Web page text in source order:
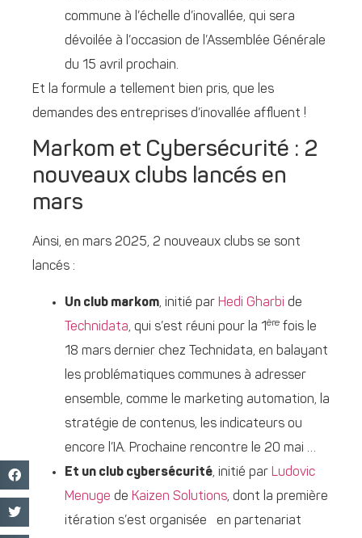
commune à l’échelle d’inovallée, qui sera
dévoilée à l’occasion de l’Assemblée Générale
du 15 avril prochain.
Et la formule a tellement bien pris, que les
demandes des entreprises d’inovallée affluent !
Markom et Cybersécurité : 2
nouveaux clubs lancés en
mars
Ainsi, en mars 2025, 2 nouveaux clubs se sont
lancés :
Un club markom, initié par Hedi Gharbi de
Technidata, qui s’est réuni pour la 1 ère fois le
18 mars dernier chez Technidata, en balayant
les problématiques communes à adresser
ensemble, comme le marketing automation, la
stratégie de contenus, les indicateurs ou
encore l’IA. Prochaine rencontre le 20 mai …
Et un club cybersécurité, initié par Ludovic
Menuge de Kaizen Solutions, dont la première
itération s’est organisée en partenariat